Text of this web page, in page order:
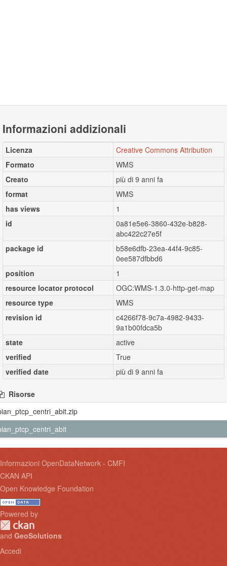
Informazioni addizionali
Licenza
Creative Commons Attribution
Formato
WMS
Creato
più di 9 anni fa
format
WMS
has views
1
id
0a81e5e6-3860-432e-b828-
abc422c27e5f
package id
b58e6dfb-23ea-44f4-9c85-
0ee587dfbbd6
position
1
resource locator protocol
OGC:WMS-1.3.0-http-get-map
resource type
WMS
revision id
c4266f78-9c7a-4982-9433-
9a1b00fdca5b
state
active
verified
True
verified date
più di 9 anni fa
Risorse
Informazioni OpenDataNetwork - CMFI
CKAN API
Open Knowledge Foundation
Powered by
and GeoSolutions
Accedi